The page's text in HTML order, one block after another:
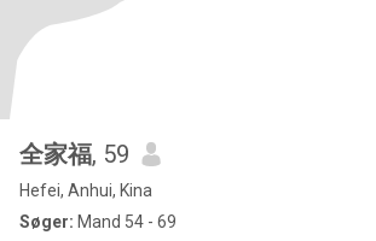
全家福, 59
Hefei, Anhui, Kina
Søger: Mand 54 - 69